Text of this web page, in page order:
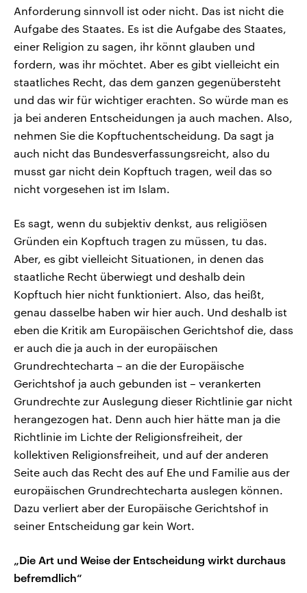
Anforderung sinnvoll ist oder nicht. Das ist nicht die
Aufgabe des Staates. Es ist die Aufgabe des Staates,
einer Religion zu sagen, ihr könnt glauben und
fordern, was ihr möchtet. Aber es gibt vielleicht ein
staatliches Recht, das dem ganzen gegenübersteht
und das wir für wichtiger erachten. So würde man es
ja bei anderen Entscheidungen ja auch machen. Also,
nehmen Sie die Kopftuchentscheidung. Da sagt ja
auch nicht das Bundesverfassungsreicht, also du
musst gar nicht dein Kopftuch tragen, weil das so
nicht vorgesehen ist im Islam.
Es sagt, wenn du subjektiv denkst, aus religiösen
Gründen ein Kopftuch tragen zu müssen, tu das.
Aber, es gibt vielleicht Situationen, in denen das
staatliche Recht überwiegt und deshalb dein
Kopftuch hier nicht funktioniert. Also, das heißt,
genau dasselbe haben wir hier auch. Und deshalb ist
eben die Kritik am Europäischen Gerichtshof die, dass
er auch die ja auch in der europäischen
Grundrechtecharta – an die der Europäische
Gerichtshof ja auch gebunden ist – verankerten
Grundrechte zur Auslegung dieser Richtlinie gar nicht
herangezogen hat. Denn auch hier hätte man ja die
Richtlinie im Lichte der Religionsfreiheit, der
kollektiven Religionsfreiheit, und auf der anderen
Seite auch das Recht des auf Ehe und Familie aus der
europäischen Grundrechtecharta auslegen können.
Dazu verliert aber der Europäische Gerichtshof in
seiner Entscheidung gar kein Wort.
„Die Art und Weise der Entscheidung wirkt durchaus
befremdlich“